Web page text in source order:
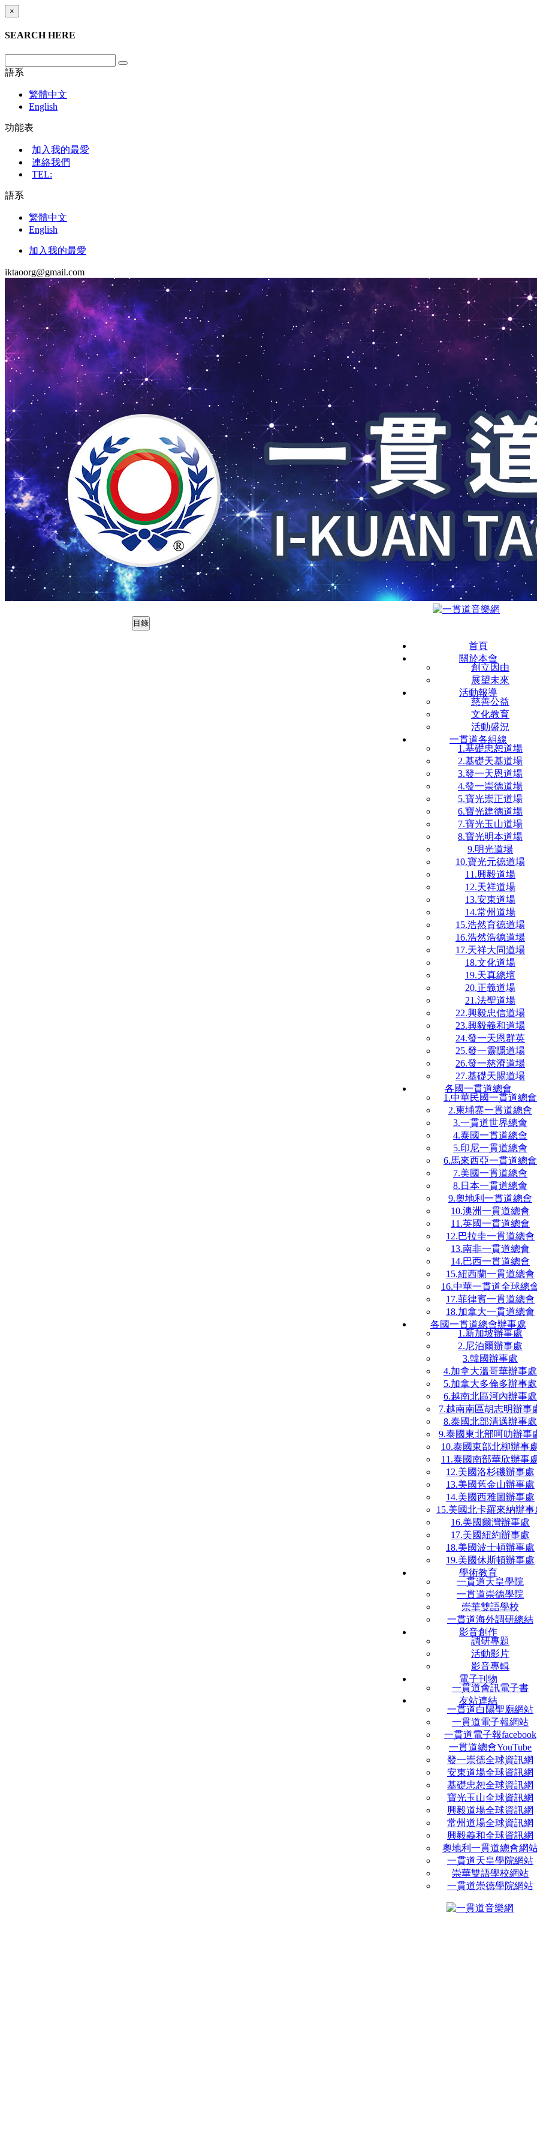
×
SEARCH HERE
語系
繁體中文
English
功能表
加入我的最愛
連絡我們
TEL:
語系
繁體中文
English
加入我的最愛
iktaoorg@gmail.com
目錄
首頁
關於本會
創立因由
展望未來
活動報導
慈善公益
文化教育
活動盛況
一貫道各組線
1.基礎忠恕道場
2.基礎天基道場
3.發一天恩道場
4.發一崇德道場
5.寶光崇正道場
6.寶光建德道場
7.寶光玉山道場
8.寶光明本道場
9.明光道場
10.寶光元德道場
11.興毅道場
12.天祥道場
13.安東道場
14.常州道場
15.浩然育德道場
16.浩然浩德道場
17.天祥大同道場
18.文化道場
19.天真總壇
20.正義道場
21.法聖道場
22.興毅忠信道場
23.興毅義和道場
24.發一天恩群英
25.發一靈隱道場
26.發一慈濟道場
27.基礎天賜道場
各國一貫道總會
1.中華民國一貫道總會
2.柬埔寨一貫道總會
3.一貫道世界總會
4.泰國一貫道總會
5.印尼一貫道總會
6.馬來西亞一貫道總會
7.美國一貫道總會
8.日本一貫道總會
9.奧地利一貫道總會
10.澳洲一貫道總會
11.英國一貫道總會
12.巴拉圭一貫道總會
13.南非一貫道總會
14.巴西一貫道總會
15.紐西蘭一貫道總會
16.中華一貫道全球總
17.菲律賓一貫道總會
18.加拿大一貫道總會
各國一貫道總會辦事處
1.新加坡辦事處
2.尼泊爾辦事處
3.韓國辦事處
4.加拿大溫哥華辦事處
5.加拿大多倫多辦事處
6.越南北區河內辦事處
7.越南南區胡志明辦事
8.泰國北部清邁辦事處
9.泰國東北部呵叻辦事
10.泰國東部北柳辦事
11.泰國南部華欣辦事
12.美國洛杉磯辦事處
13.美國舊金山辦事處
14.美國西雅圖辦事處
15.美國北卡羅來納辦事
16.美國爾灣辦事處
17.美國紐約辦事處
18.美國波士頓辦事處
19.美國休斯頓辦事處
學術教育
一貫道天皇學院
一貫道崇德學院
崇華雙語學校
一貫道海外調研總結
影音創作
調研專題
活動影片
影音專輯
電子刊物
一貫道會訊電子書
友站連結
一貫道白陽聖廟網站
一貫道電子報網站
一貫道電子報facebook
一貫道總會YouTube
發一崇德全球資訊網
安東道場全球資訊網
基礎忠恕全球資訊網
寶光玉山全球資訊網
興毅道場全球資訊網
常州道場全球資訊網
興毅義和全球資訊網
奧地利一貫道總會網
一貫道天皇學院網站
崇華雙語學校網站
一貫道崇德學院網站